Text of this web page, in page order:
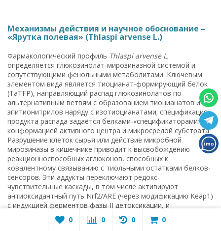
Механизмы действия и научное обоснование –
«Ярутка полевая» (Thlaspi arvense L.)
Фармакологический профиль Thlaspi arvense L.
определяется глюкозинолат-мирозиназной системой и
сопутствующими фенольными метаболитами. Ключевым
элементом вида является тиоцианат-формирующий белок
(TaTFP), направляющий распад глюкозинолатов по
альтернативным ветвям с образованием тиоцианатов и
эпитионитрилов наряду с изотиоцианатами; спецификация
продукта распада задаётся белками-«спецификаторами»,
конформацией активного центра и микросредой субстрата.
Разрушение клеток сырья или действие микробной
мирозиназы в кишечнике приводит к высвобождению
реакционноспособных аглюконов, способных к
ковалентному связыванию с тиольными остатками белков-
сенсоров. Эти аддукты переключают редокс-
чувствительные каскады, в том числе активируют
антиоксидантный путь Nrf2/ARE (через модификацию Keap1)
с индукцией ферментов фазы II детоксикации, и
параллельно ослабляют транскрипционную активность
провоспалительного NF-κB. На клеточных моделях для
0 0 0 0